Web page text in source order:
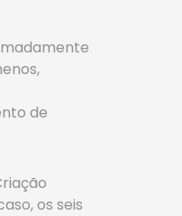
de
os seis